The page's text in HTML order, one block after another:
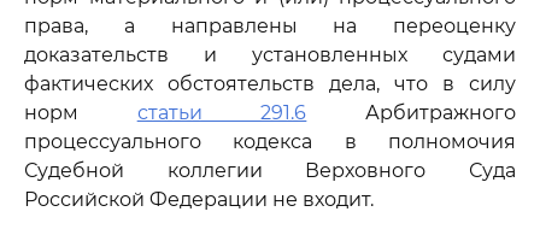
права, а направлены на переоценку
доказательств и установленных судами
фактических обстоятельств дела, что в силу
норм статьи 291.6 Арбитражного
процессуального кодекса в полномочия
Судебной коллегии Верховного Суда
Российской Федерации не входит.